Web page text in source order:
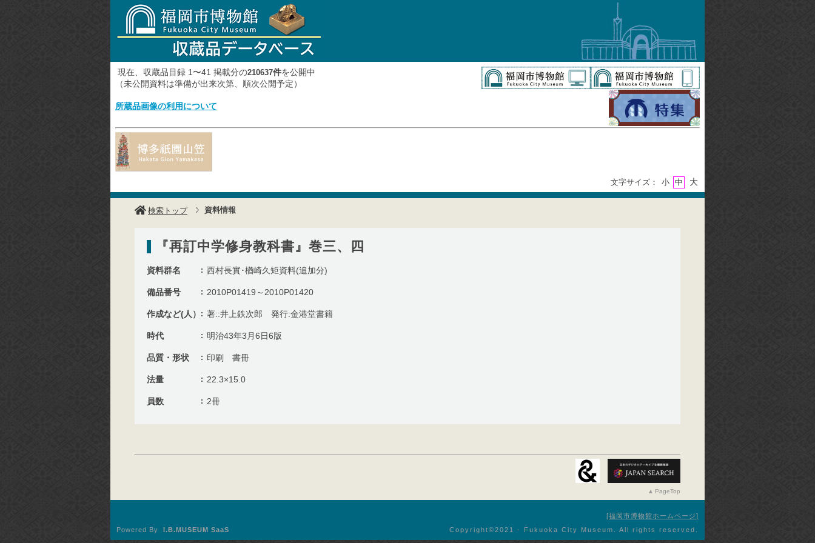
現在、収蔵品目録 1〜41 掲載分の210637件を公開中
（未公開資料は準備が出来次第、順次公開予定）
所蔵品画像の利用について
文字サイズ： 小 中 大
検索トップ 資料情報
『再訂中学修身教科書』巻三、四
資料群名 西村長實･楢崎久矩資料(追加分)
備品番号 2010P01419～2010P01420
作成など(人） 著::井上鉄次郎 発行:金港堂書籍
時代 明治43年3月6日6版
品質・形状 印刷 書冊
法量 22.3×15.0
員数 2冊
PageTop
福岡市博物館ホームページ
Copyright©︎2021 - Fukuoka City Museum. All rights reserved.
Powered By I.B.MUSEUM SaaS